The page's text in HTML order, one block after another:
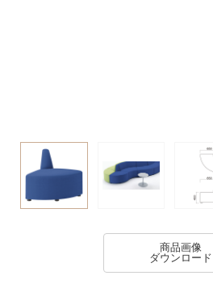
商品画像
ダウンロード